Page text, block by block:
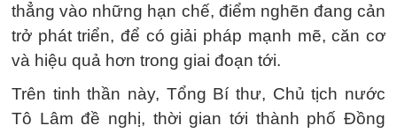
thẳng vào những hạn chế, điểm nghẽn đang cản
trở phát triển, để có giải pháp mạnh mẽ, căn cơ
và hiệu quả hơn trong giai đoạn tới.
Trên tinh thần này, Tổng Bí thư, Chủ tịch nước
Tô Lâm đề nghị, thời gian tới thành phố Đồng